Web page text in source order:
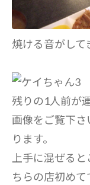
焼ける音がし
残りの1人前が
画像をご覧下さ
ります。
上手に混ぜる
ちらの店初めて